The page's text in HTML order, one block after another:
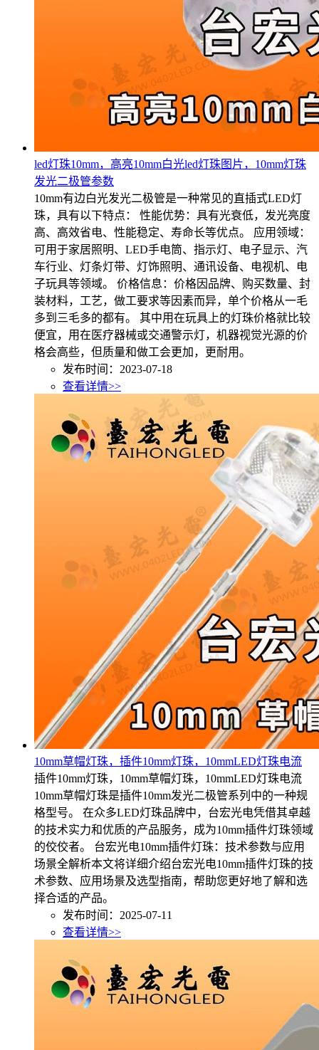
led灯珠10mm，高亮10mm白光led灯珠图片，10mm灯珠
发光二极管参数
10mm有边白光发光二极管是一种常见的直插式LED灯
珠，具有以下特点： 性能优势：具有光衰低，发光亮度
高、高效省电、性能稳定、寿命长等优点。 应用领域：
可用于家居照明、LED手电筒、指示灯、电子显示、汽
车行业、灯条灯带、灯饰照明、通讯设备、电视机、电
子玩具等领域。 价格信息：价格因品牌、购买数量、封
装材料，工艺，做工要求等因素而异，单个价格从一毛
多到三毛多的都有。 其中用在玩具上的灯珠价格就比较
便宜，用在医疗器械或交通警示灯，机器视觉光源的价
格会高些，但质量和做工会更加，更耐用。
发布时间：2023-07-18
查看详情>>
10mm草帽灯珠，插件10mm灯珠，10mmLED灯珠电流
插件10mm灯珠，10mm草帽灯珠，10mmLED灯珠电流
10mm草帽灯珠是插件10mm发光二极管系列中的一种规
格型号。 在众多LED灯珠品牌中，台宏光电凭借其卓越
的技术实力和优质的产品服务，成为10mm插件灯珠领域
的佼佼者。 台宏光电10mm插件灯珠：技术参数与应用
场景全解析本文将详细介绍台宏光电10mm插件灯珠的技
术参数、应用场景及选型指南，帮助您更好地了解和选
择合适的产品。
发布时间：2025-07-11
查看详情>>